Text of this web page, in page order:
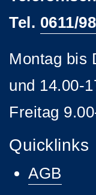
Tel. 0611/
Montag bis
und 14.00-
Freitag
Quicklinks
AGB